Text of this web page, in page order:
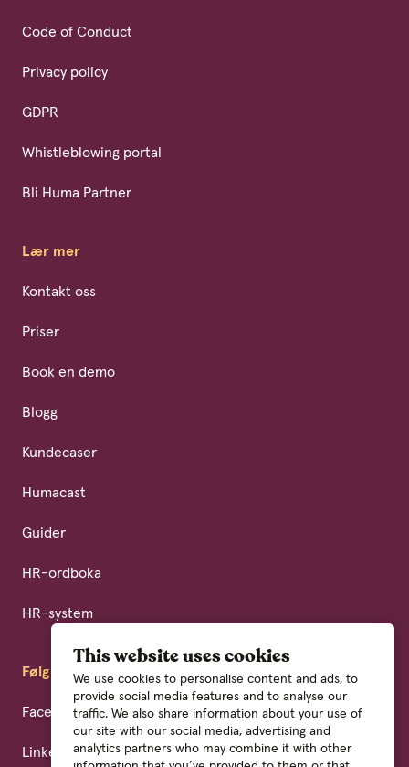
This website uses cookies
We use cookies to personalise content and ads, to
provide social media features and to analyse our
traffic. We also share information about your use of
our site with our social media, advertising and
analytics partners who may combine it with other
Code of Conduct
Privacy policy
GDPR
Whistleblowing portal
Bli Huma Partner
Lær mer
Kontakt oss
Priser
Book en demo
Blogg
Kundecaser
Humacast
Guider
HR-ordboka
HR-system
Følg oss
Facebook
LinkedIn